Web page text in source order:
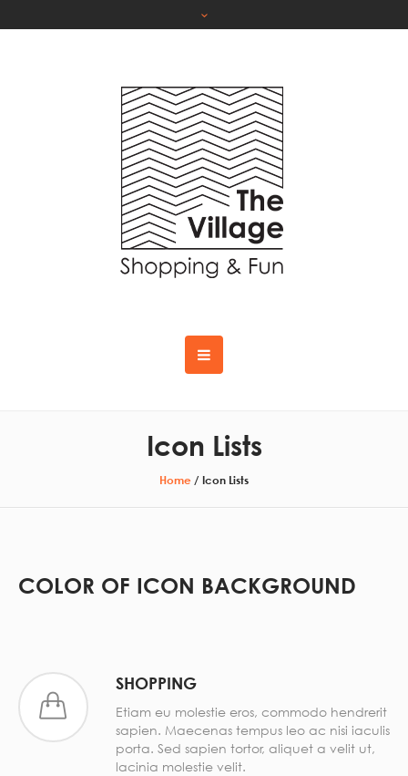
Icon Lists
Home / Icon Lists
COLOR OF ICON BACKGROUND
SHOPPING
Etiam eu molestie eros, commodo hendrerit
sapien. Maecenas tempus leo ac nisi iaculis
porta. Sed sapien tortor, aliquet a velit ut,
lacinia molestie velit.